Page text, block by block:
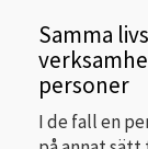
Samma
personer
I de fall en